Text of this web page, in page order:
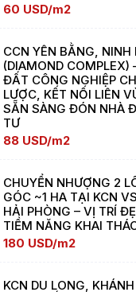
60 USD/m2
CCN YÊN BẰNG, NINH
(DIAMOND COMPLEX)
ĐẤT CÔNG NGHIỆP
LƯỢC, KẾT NỐI LIÊN
SẴN SÀNG ĐÓN NHÀ
TƯ
88 USD/m2
CHUYỂN NHƯỢNG 2
GÓC ~1 HA TẠI KCN
HẢI PHÒNG – VỊ TRÍ
TIỀM NĂNG KHAI
180 USD/m2
KCN DU LONG,